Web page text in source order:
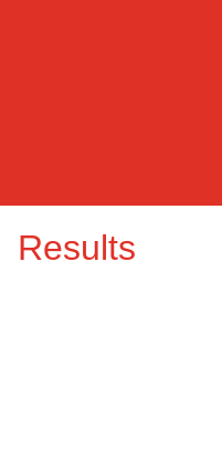
Results